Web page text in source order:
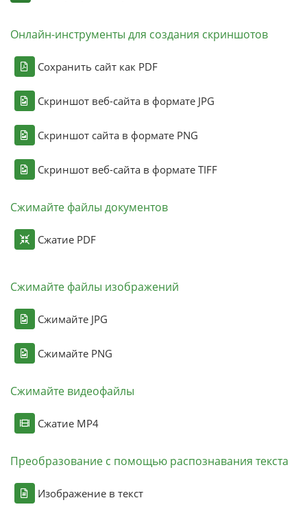
Онлайн-инструменты для создания скриншотов
Сохранить сайт как PDF
Скриншот веб-сайта в формате JPG
Скриншот сайта в формате PNG
Скриншот веб-сайта в формате TIFF
Сжимайте файлы документов
Сжатие PDF
Сжимайте файлы изображений
Сжимайте JPG
Сжимайте PNG
Сжимайте видеофайлы
Сжатие MP4
Преобразование с помощью распознавания текста
Изображение в текст